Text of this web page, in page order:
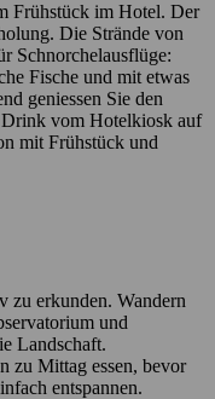
Frühstück im Hotel. Der
Die Strände von
Schnorchelausflüge:
Fische und mit etwas
geniessen Sie den
vom Hotelkiosk auf
mit Frühstück und
zu erkunden. Wandern
und
Landschaft.
zu Mittag essen, bevor
entspannen.